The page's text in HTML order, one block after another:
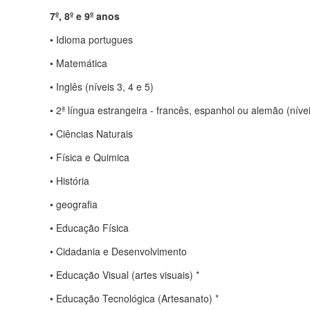
7º, 8º e 9º anos
• Idioma portugues
• Matemática
• Inglês (níveis 3, 4 e 5)
• 2ª língua estrangeira - francês, espanhol ou alemão
• Ciências Naturais
• Física e Quimica
• História
• geografia
• Educação Física
• Cidadania e Desenvolvimento
• Educação Visual (artes visuais) *
• Educação Tecnológica (Artesanato) *